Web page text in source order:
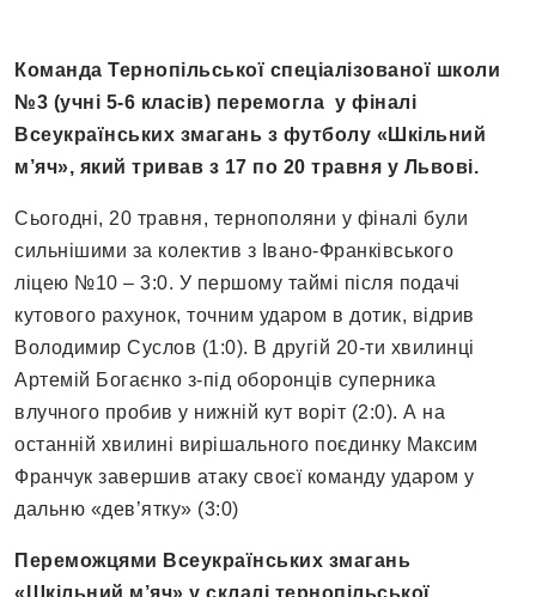
Команда Тернопільської спеціалізованої школи
№3 (учні 5-6 класів) перемогла у фіналі
Всеукраїнських змагань з футболу «Шкільний
м’яч», який тривав з 17 по 20 травня у Львові.
Сьогодні, 20 травня, тернополяни у фіналі були
сильнішими за колектив з Івано-Франківського
ліцею №10 – 3:0. У першому таймі після подачі
кутового рахунок, точним ударом в дотик, відрив
Володимир Суслов (1:0). В другій 20-ти хвилинці
Артемій Богаєнко з-під оборонців суперника
влучного пробив у нижній кут воріт (2:0). А на
останній хвилині вирішального поєдинку Максим
Франчук завершив атаку своєї команду ударом у
дальню «дев’ятку» (3:0)
Переможцями Всеукраїнських змагань